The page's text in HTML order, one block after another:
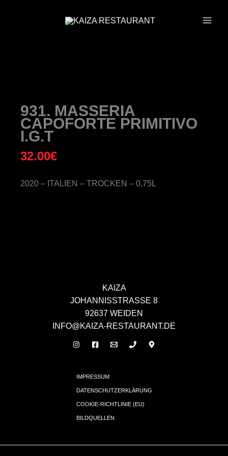
931. MASSERIA
CAPOFORTE PRIMITIVO
I.G.T
32.00€
2020 – ITALIEN – TROCKEN – 0,75L
KAIZA
JOHANNISSTRASSE 8
92637 WEIDEN
INFO@KAIZA-RESTAURANT.DE
IMPRESSUM
DATENSCHUTZERKLÄRUNG
COOKIE-RICHTLINIE (EU)
BILDQUELLEN